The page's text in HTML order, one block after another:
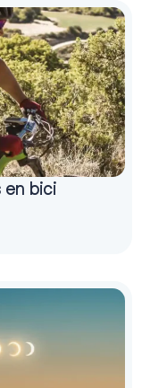
en bici